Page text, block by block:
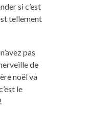
si c’est
tellement
pas
de
noël va
le